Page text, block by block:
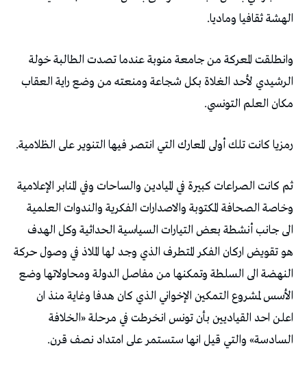
الهشة ثقافيا وماديا.
وانطلقت المعركة من جامعة منوبة عندما تصدت الطالبة خولة
الرشيدي لأحد الغلاة بكل شجاعة ومنعته من وضع راية العقاب
مكان العلم التونسي.
رمزيا كانت تلك أولى المعارك التي انتصر فيها التنوير على الظلامية.
ثم كانت الصراعات كبيرة في الميادين والساحات وفي المنابر الإعلامية
وخاصة الصحافة المكتوبة والاصدارات الفكرية والندوات العلمية
الى جانب أنشطة بعض التيارات السياسية الحداثية وكل الهدف
هو تقويض اركان الفكر المتطرف الذي وجد لها الملاذ في وصول حركة
النهضة الى السلطة وتمكنها من مفاصل الدولة ومحاولاتها وضع
الأسس لمشروع التمكين الإخواني الذي كان هدفا وغاية منذ ان
اعلن احد القياديين بأن تونس انخرطت في مرحلة «الخلافة
السادسة» والتي قيل انها ستستمر على امتداد نصف قرن.